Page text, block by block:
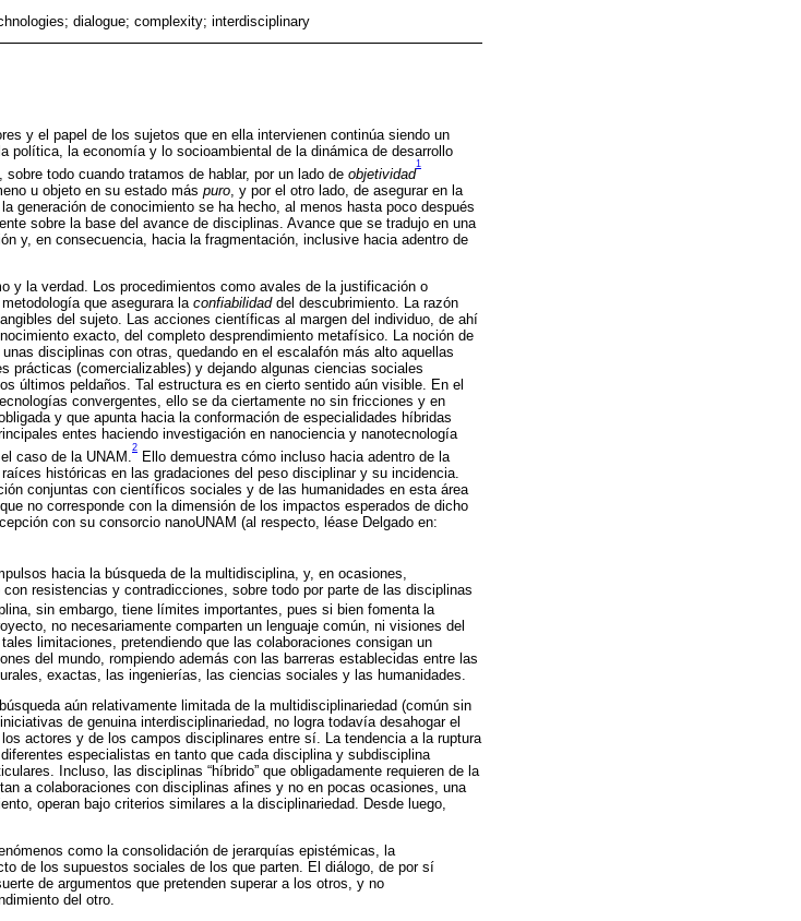
dialogue; complexity; interdisciplinary
y el papel de los sujetos que en ella intervienen continúa siendo un
política, la economía y lo socioambiental de la dinámica de desarrollo
todo cuando tratamos de hablar, por un lado de objetividad
1
u objeto en su estado más puro , y por el otro lado, de asegurar en la
generación de conocimiento se ha hecho, al menos hasta poco después
sobre la base del avance de disciplinas. Avance que se tradujo en una
y, en consecuencia, hacia la fragmentación, inclusive hacia adentro de
y la verdad. Los procedimientos como avales de la justificación o
que asegurara la confiabilidaddel descubrimiento. La razón
del sujeto. Las acciones científicas al margen del individuo, de ahí
exacto, del completo desprendimiento metafísico. La noción de
disciplinas con otras, quedando en el escalafón más alto aquellas
prácticas (comercializables) y dejando algunas ciencias sociales
últimos peldaños. Tal estructura es en cierto sentido aún visible. En el
convergentes, ello se da ciertamente no sin fricciones y en
y que apunta hacia la conformación de especialidades híbridas
entes haciendo investigación en nanociencia y nanotecnología
caso de la UNAM.
2
Ello demuestra cómo incluso hacia adentro de la
históricas en las gradaciones del peso disciplinar y su incidencia.
conjuntas con científicos sociales y de las humanidades en esta área
no corresponde con la dimensión de los impactos esperados de dicho
con su consorcio nanoUNAM (al respecto, léase Delgado en:
hacia la búsqueda de la multidisciplina, y, en ocasiones,
resistencias y contradicciones, sobre todo por parte de las disciplinas
sin embargo, tiene límites importantes, pues si bien fomenta la
no necesariamente comparten un lenguaje común, ni visiones del
limitaciones, pretendiendo que las colaboraciones consigan un
del mundo, rompiendo además con las barreras establecidas entre las
exactas, las ingenierías, las ciencias sociales y las humanidades.
aún relativamente limitada de la multidisciplinariedad (común sin
de genuina interdisciplinariedad, no logra todavía desahogar el
actores y de los campos disciplinares entre sí. La tendencia a la ruptura
especialistas en tanto que cada disciplina y subdisciplina
Incluso, las disciplinas “híbrido” que obligadamente requieren de la
a colaboraciones con disciplinas afines y no en pocas ocasiones, una
operan bajo criterios similares a la disciplinariedad. Desde luego,
como la consolidación de jerarquías epistémicas, la
de los supuestos sociales de los que parten. El diálogo, de por sí
de argumentos que pretenden superar a los otros, y no
del otro.